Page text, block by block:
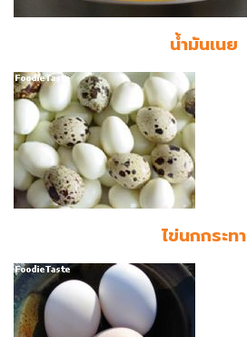
น้ำมันเนย
ไข่นกกระทา